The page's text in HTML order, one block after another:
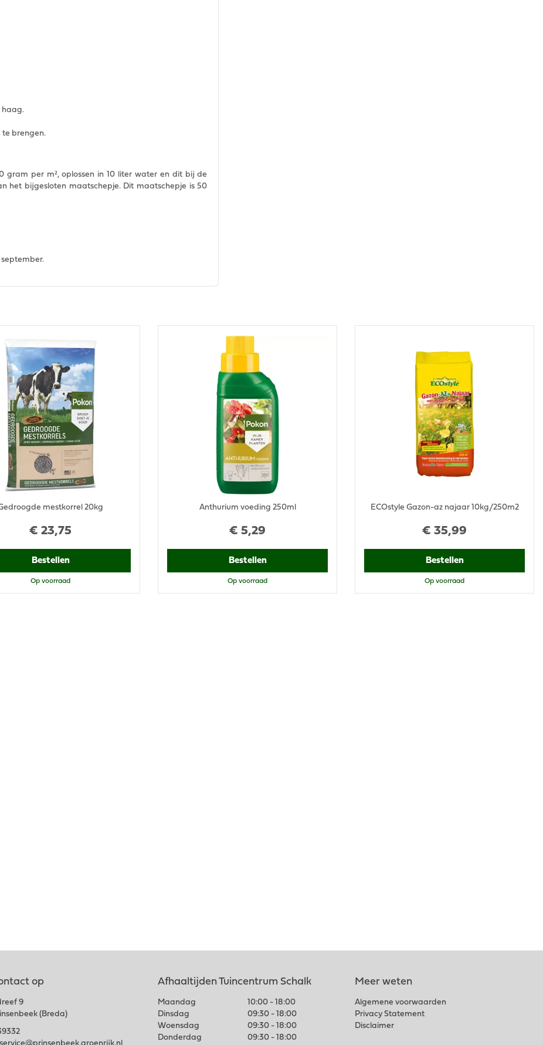
haag.
te brengen.
per m², oplossen in 10 liter water en dit bij de
het bijgesloten maatschepje. Dit maatschepje is 50
€ 23,75
mestkorrel 20kg
Bestellen
Op voorraad
€ 5,29
Anthurium voeding 250ml
Bestellen
Op voorraad
€ 35,99
ECOstyle Gazon-az najaar 10kg/250m2
Bestellen
Op voorraad
op
9
(Breda)
Afhaaltijden Tuincentrum Schalk
Maandag
10:00 - 18:00
Dinsdag
09:30 - 18:00
Woensdag
09:30 - 18:00
Donderdag
09:30 - 18:00
Meer weten
Algemene voorwaarden
Privacy Statement
Disclaimer